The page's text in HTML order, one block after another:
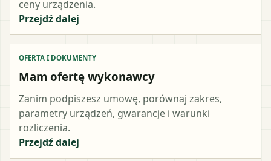
ceny urządzenia.
Przejdź dalej
OFERTA I DOKUMENTY
Mam ofertę wykonawcy
Zanim podpiszesz umowę, porównaj zakres,
parametry urządzeń, gwarancje i warunki
rozliczenia.
Przejdź dalej